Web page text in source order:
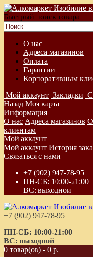
Быстрый поиск товара
О нас
Адреса магазинов
Оплата
Гарантии
Корпоративным
Мой аккаунт Закладки
Назад Моя карта
Информация
О нас Адреса магазинов
клиентам
Мой аккаунт
Мой аккаунт История
Связаться с нами
+7 (902) 947-78-95
ПН-СБ: 10:00-21:00
ВС: выходной
+7 (902) 947-78-95
ПН-СБ: 10:00-21:00
ВС: выходной
0 товар(ов) - 0 р.